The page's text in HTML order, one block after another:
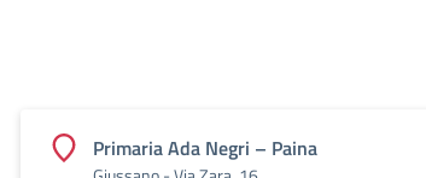
Primaria Ada Negri – Paina